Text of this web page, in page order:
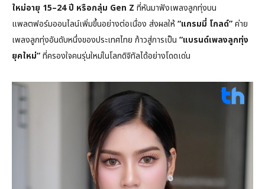
ใหม่อายุ 15–24 ปี หรือกลุ่ม Gen Z ที่หันมาฟังเพลงลูกทุ่งบน
แพลตฟอร์มออนไลน์เพิ่มขึ้นอย่างต่อเนื่อง ส่งผลให้“แกรมมี่ โกลด์”ค่าย
เพลงลูกทุ่งอันดับหนึ่งของประเทศไทย ก้าวสู่การเป็น “แบรนด์เพลงลูกทุ่ง
ยุคใหม่”ที่ครองใจคนรุ่นใหม่ในโลกดิจิทัลได้อย่างโดดเด่น